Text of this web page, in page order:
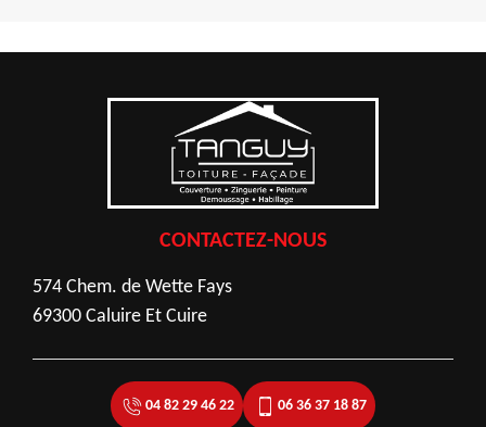
CONTACTEZ-NOUS
574 Chem. de Wette Fays
69300 Caluire Et Cuire
04 82 29 46 22 06 36 37 18 87